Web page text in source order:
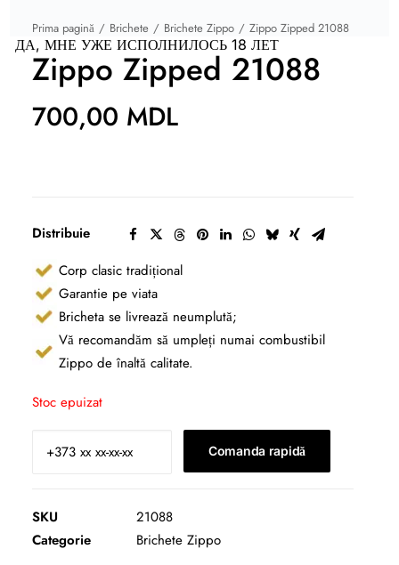
Prima pagină Brichete Brichete Zippo Zippo Zipped 21088
Zippo Zipped 21088
700,00 MDL
Distribuie
Corp clasic tradițional
Garantie pe viata
Bricheta se livrează neumplută;
Vă recomandăm să umpleți numai combustibil
Zippo de înaltă calitate.
Stoc epuizat
Comanda rapidă
SKU
21088
Categorie
Brichete Zippo
ДА, МНЕ УЖЕ ИСПОЛНИЛОСЬ 18 ЛЕТ